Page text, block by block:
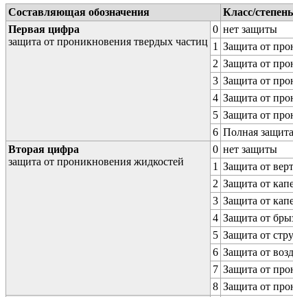
Составляющая обозначения
Класс/
Первая цифра
защита от проникновения твердых частиц
0 нет защиты
1 Защита от
2 Защита от
3 Защита от
4 Защита от
5 Защита от
6 Полная
Вторая цифра
защита от проникновения жидкостей
0 нет защиты
1 Защита от
2 Защита от
3 Защита от
4 Защита от
5 Защита от
6 Защита от
7 Защита от
8 Защита от